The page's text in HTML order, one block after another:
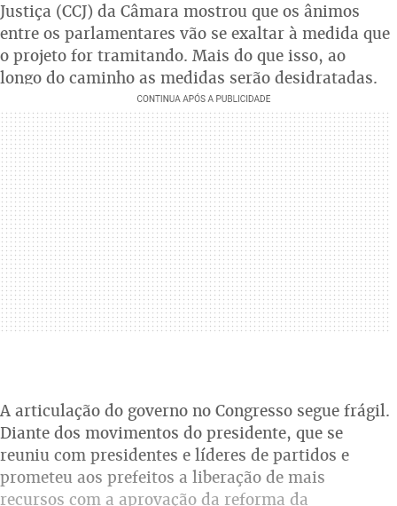
Justiça (CCJ) da Câmara mostrou que os ânimos
entre os parlamentares vão se exaltar à medida que
o projeto for tramitando. Mais do que isso, ao
longo do caminho as medidas serão desidratadas.
A articulação do governo no Congresso segue frágil.
Diante dos movimentos do presidente, que se
reuniu com presidentes e líderes de partidos e
prometeu aos prefeitos a liberação de mais
recursos com a aprovação da reforma da